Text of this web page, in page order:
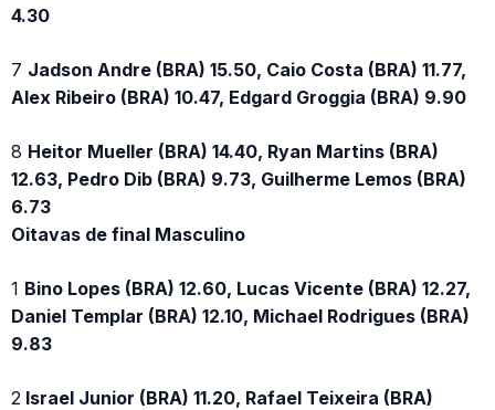
4.30
7 Jadson Andre (BRA) 15.50, Caio Costa (BRA) 11.77,
Alex Ribeiro (BRA) 10.47, Edgard Groggia (BRA) 9.90
8 Heitor Mueller (BRA) 14.40, Ryan Martins (BRA)
12.63, Pedro Dib (BRA) 9.73, Guilherme Lemos (BRA)
6.73
Oitavas de final Masculino
1 Bino Lopes (BRA) 12.60, Lucas Vicente (BRA) 12.27,
Daniel Templar (BRA) 12.10, Michael Rodrigues (BRA)
9.83
2 Israel Junior (BRA) 11.20, Rafael Teixeira (BRA)